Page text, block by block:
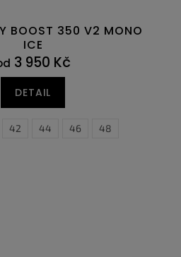
BOOST 350 V2 MONO
ICE
3 950 Kč
DETAIL
42 44 46 48
36